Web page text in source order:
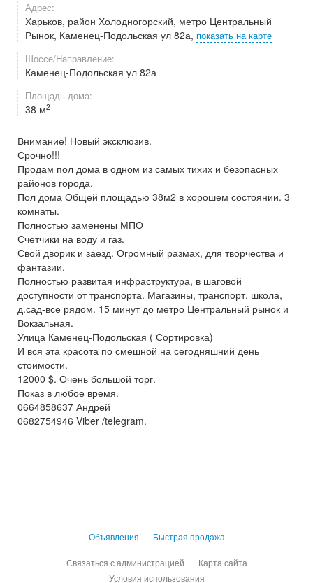
Адрес:
Харьков, район Холодногорский, метро Центральный
Рынок, Каменец-Подольская ул 82а, показать на карте
Шоссе/Направление:
Каменец-Подольская ул 82а
Площадь дома:
38 м2
Внимание! Новый эксклюзив.
Срочно!!!
Продам пол дома в одном из самых тихих и безопасных
районов города.
Пол дома Общей площадью 38м2 в хорошем состоянии. 3
комнаты.
Полностью заменены МПО
Счетчики на воду и газ.
Свой дворик и заезд. Огромный размах, для творчества и
фантазии.
Полностью развитая инфраструктура, в шаговой
доступности от транспорта. Магазины, транспорт, школа,
д.сад-все рядом. 15 минут до метро Центральный рынок и
Вокзальная.
Улица Каменец-Подольская ( Сортировка)
И вся эта красота по смешной на сегодняшний день
стоимости.
12000 $. Очень большой торг.
Показ в любое время.
0664858637 Андрей
0682754946 Viber /telegram.
Объявления Быстрая продажа
Связаться с администрацией
Карта сайта
Условия использования